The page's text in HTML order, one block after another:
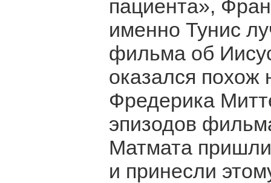
пациента»,
именно Тунис
фильма об
оказался похож
Фредерика
эпизодов
Матмата
и принесли